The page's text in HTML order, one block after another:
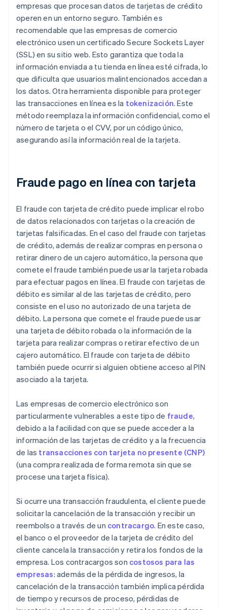
empresas que procesan datos de tarjetas de crédito
operen en un entorno seguro. También es
recomendable que las empresas de comercio
electrónico usen un certificado Secure Sockets Layer
(SSL) en su sitio web. Esto garantiza que toda la
información enviada a tu tienda en línea esté cifrada, lo
que dificulta que usuarios malintencionados accedan a
los datos. Otra herramienta disponible para proteger
las transacciones en línea es la tokenización. Este
método reemplaza la información confidencial, como el
número de tarjeta o el CVV, por un código único,
asegurando así la información real de la tarjeta.
Fraude pago en línea con tarjeta
El fraude con tarjeta de crédito puede implicar el robo
de datos relacionados con tarjetas o la creación de
tarjetas falsificadas. En el caso del fraude con tarjetas
de crédito, además de realizar compras en persona o
retirar dinero de un cajero automático, la persona que
comete el fraude también puede usar la tarjeta robada
para efectuar pagos en línea. El fraude con tarjetas de
débito es similar al de las tarjetas de crédito, pero
consiste en el uso no autorizado de una tarjeta de
débito. La persona que comete el fraude puede usar
una tarjeta de débito robada o la información de la
tarjeta para realizar compras o retirar efectivo de un
cajero automático. El fraude con tarjeta de débito
también puede ocurrir si alguien obtiene acceso al PIN
asociado a la tarjeta.
Las empresas de comercio electrónico son
particularmente vulnerables a este tipo de fraude,
debido a la facilidad con que se puede acceder a la
información de las tarjetas de crédito y a la frecuencia
de las transacciones con tarjeta no presente (CNP)
(una compra realizada de forma remota sin que se
procese una tarjeta física).
Si ocurre una transacción fraudulenta, el cliente puede
solicitar la cancelación de la transacción y recibir un
reembolso a través de un contracargo. En este caso,
el banco o el proveedor de la tarjeta de crédito del
cliente cancela la transacción y retira los fondos de la
empresa. Los contracargos son costosos para las
empresas: además de la pérdida de ingresos, la
cancelación de la transacción también implica pérdida
de tiempo y recursos de proceso, pérdidas de